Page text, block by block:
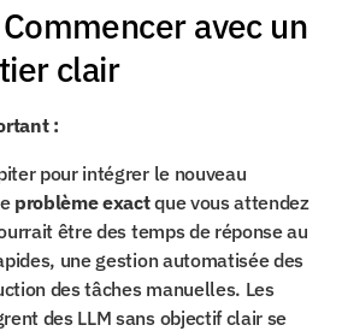
avec un
clair
:
pour intégrer le nouveau
problème exact que vous attendez
être des temps de réponse au
une gestion automatisée des
des tâches manuelles. Les
des LLM sans objectif clair se